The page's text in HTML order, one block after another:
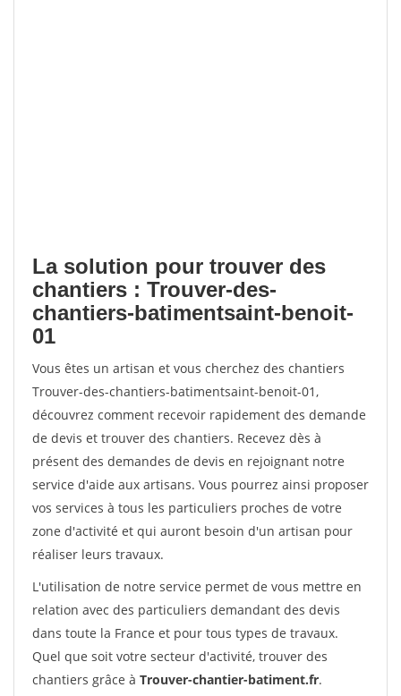
La solution pour trouver des
chantiers : Trouver-des-
chantiers-batimentsaint-benoit-
01
Vous êtes un artisan et vous cherchez des chantiers
Trouver-des-chantiers-batimentsaint-benoit-01,
découvrez comment recevoir rapidement des demande
de devis et trouver des chantiers. Recevez dès à
présent des demandes de devis en rejoignant notre
service d'aide aux artisans. Vous pourrez ainsi proposer
vos services à tous les particuliers proches de votre
zone d'activité et qui auront besoin d'un artisan pour
réaliser leurs travaux.
L'utilisation de notre service permet de vous mettre en
relation avec des particuliers demandant des devis
dans toute la France et pour tous types de travaux.
Quel que soit votre secteur d'activité, trouver des
chantiers grâce à Trouver-chantier-batiment.fr.